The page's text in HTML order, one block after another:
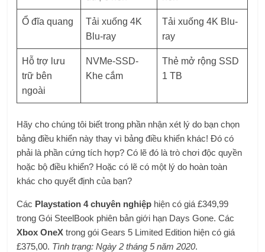
Ổ đĩa quang
Tải xuống 4K
Blu-ray
Tải xuống 4K Blu-
ray
Hỗ trợ lưu
trữ bên
ngoài
NVMe-SSD-
Khe cắm
Thẻ mở rộng SSD
1 TB
Hãy cho chúng tôi biết trong phần nhận xét lý do bạn chọn
bảng điều khiển này thay vì bảng điều khiển khác! Đó có
phải là phần cứng tích hợp? Có lẽ đó là trò chơi độc quyền
hoặc bộ điều khiển? Hoặc có lẽ có một lý do hoàn toàn
khác cho quyết định của bạn?
Các Playstation 4 chuyên nghiệp hiện có giá £349,99
trong Gói SteelBook phiên bản giới hạn Days Gone. Các
Xbox OneX trong gói Gears 5 Limited Edition hiện có giá
£375,00. Tình trạng: Ngày 2 tháng 5 năm 2020.